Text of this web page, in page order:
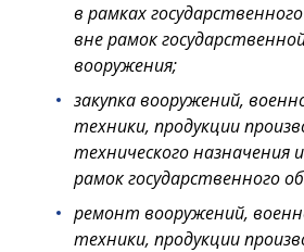
в рамках
вне рамок
вооружения;
закупка вооружений,
техники, продукции
технического назначения
рамок государственного
ремонт вооружений,
техники, продукции